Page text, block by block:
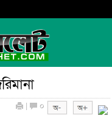
| ০